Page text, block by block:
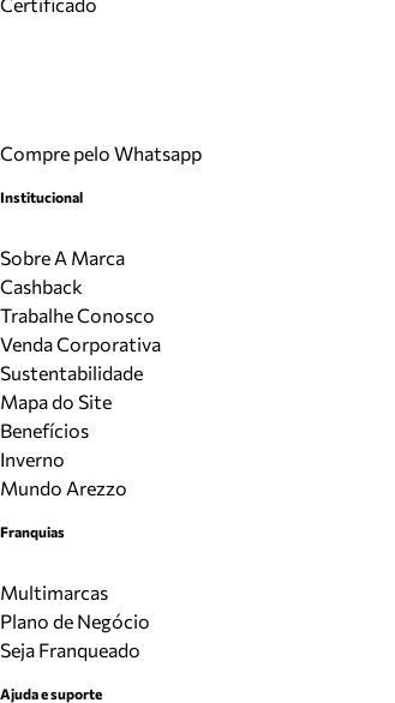
Compre pelo Whatsapp
Institucional
Sobre A Marca
Cashback
Trabalhe Conosco
Venda Corporativa
Sustentabilidade
Mapa do Site
Benefícios
Inverno
Mundo Arezzo
Franquias
Multimarcas
Plano de Negócio
Seja Franqueado
Ajuda e suporte